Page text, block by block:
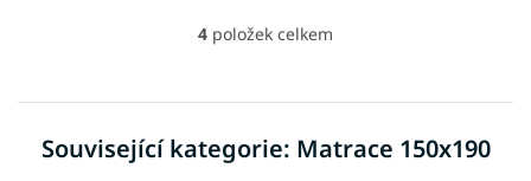
O
á
d
a
4 položek celkem
Související kategorie: Matrace 150x190